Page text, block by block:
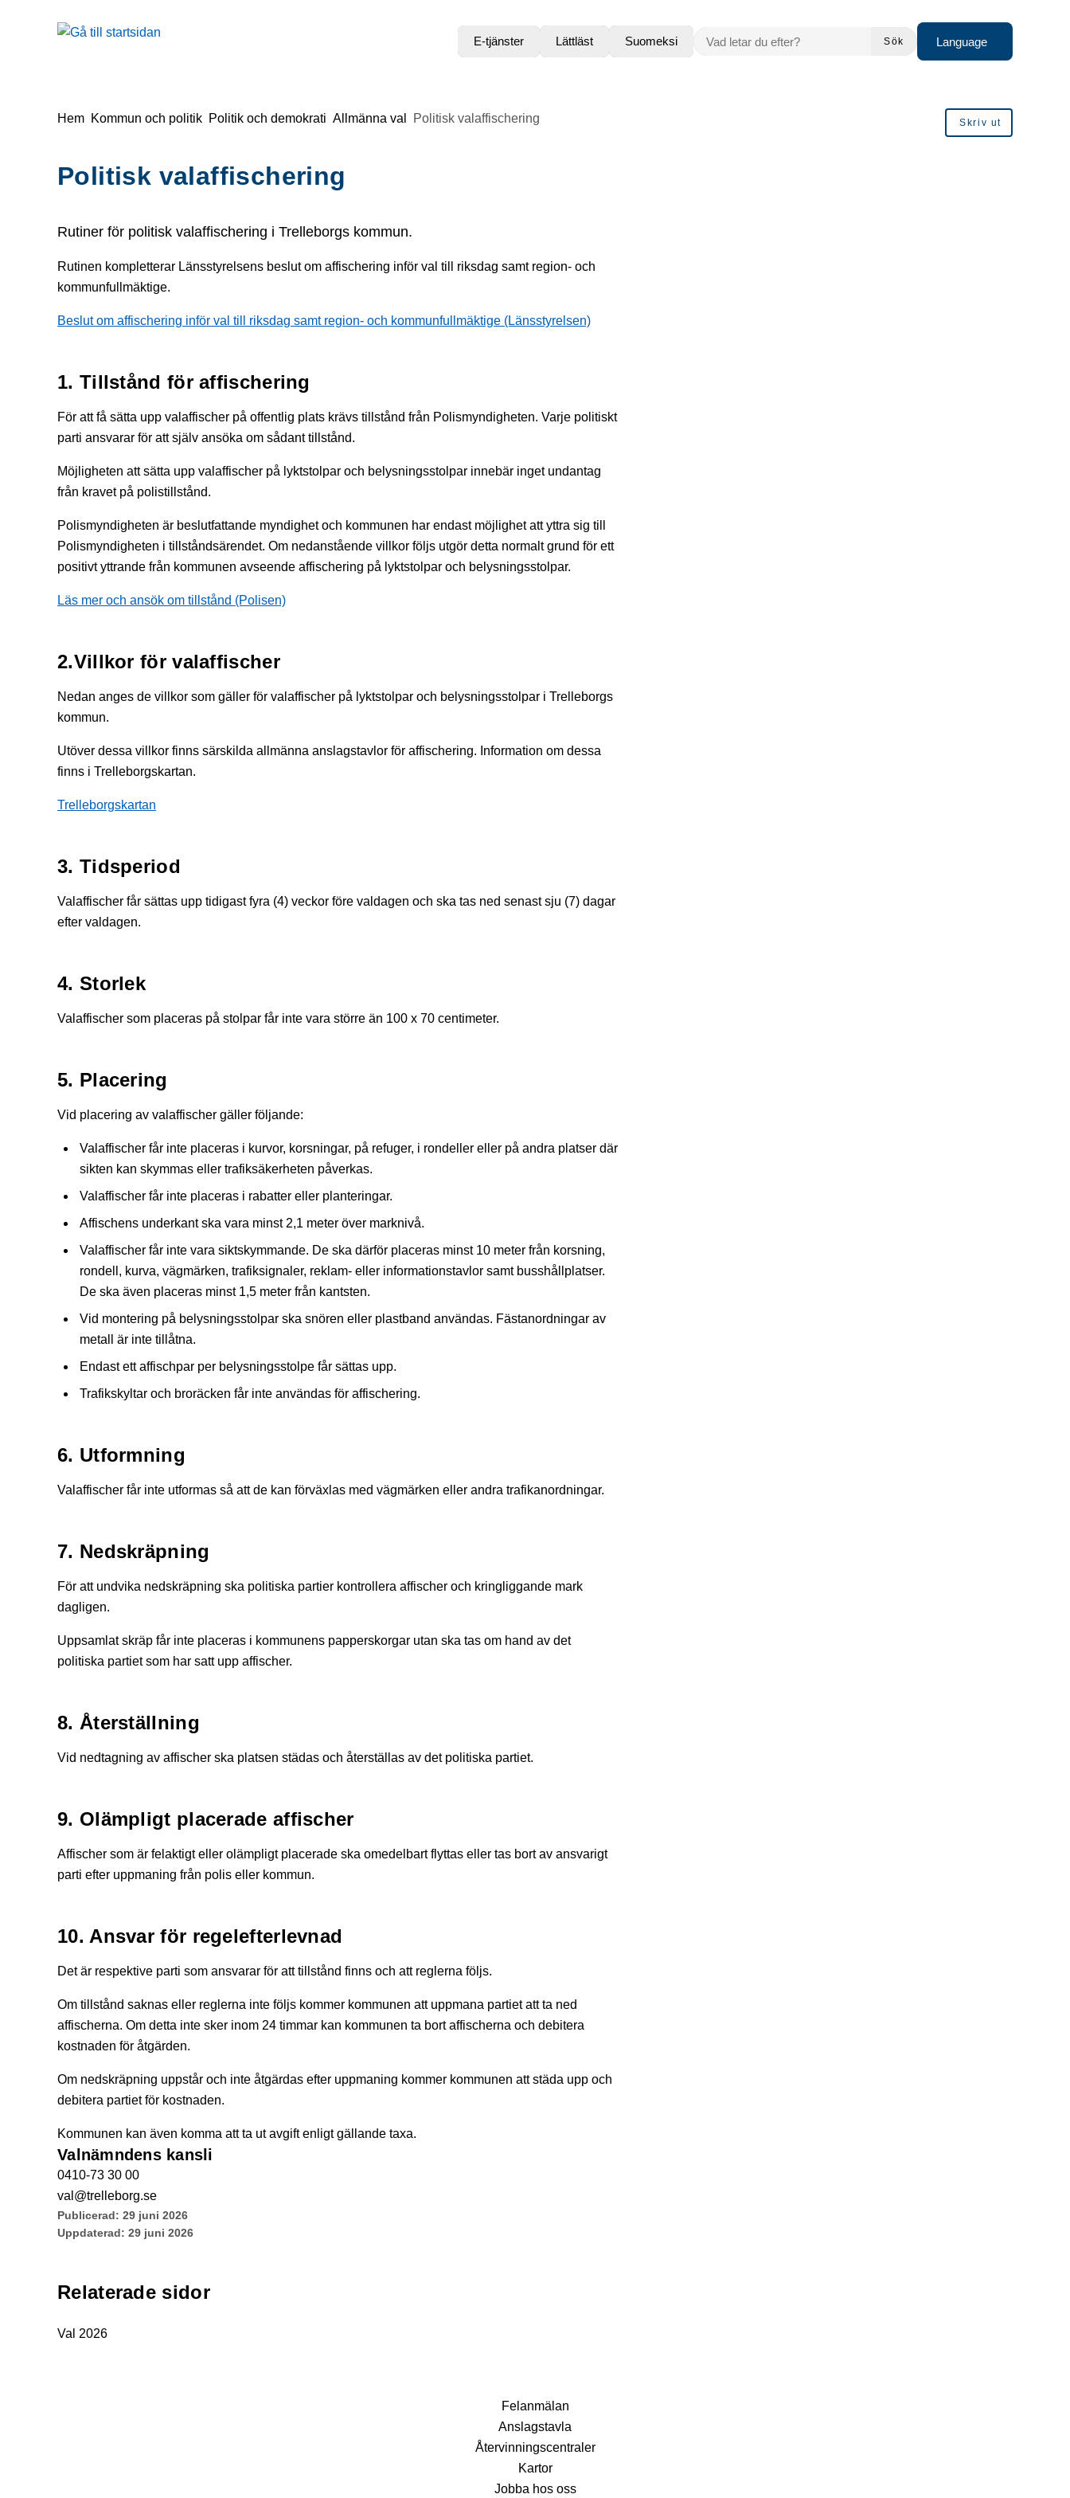
Gå till innehåll
till sidomeny
E-tjänster
Lättläst Suomeksi
VAD LETAR DU EFTER?
Sök
Language
Du är här:
Hem Kommun och politik Politik och demokrati Allmänna val Politisk valaffischering Skriv ut
Politisk valaffischering
Rutiner för politisk valaffischering i Trelleborgs kommun.
Rutinen kompletterar Länsstyrelsens beslut om affischering inför val till riksdag samt region- och
kommunfullmäktige.
Beslut om affischering inför val till riksdag samt region- och kommunfullmäktige (Länsstyrelsen)
1. Tillstånd för affischering
För att få sätta upp valaffischer på offentlig plats krävs tillstånd från Polismyndigheten. Varje politiskt
parti ansvarar för att själv ansöka om sådant tillstånd.
Möjligheten att sätta upp valaffischer på lyktstolpar och belysningsstolpar innebär inget undantag
från kravet på polistillstånd.
Polismyndigheten är beslutfattande myndighet och kommunen har endast möjlighet att yttra sig till
Polismyndigheten i tillståndsärendet. Om nedanstående villkor följs utgör detta normalt grund för ett
positivt yttrande från kommunen avseende affischering på lyktstolpar och belysningsstolpar.
Läs mer och ansök om tillstånd (Polisen)
2.Villkor för valaffischer
Nedan anges de villkor som gäller för valaffischer på lyktstolpar och belysningsstolpar i Trelleborgs
kommun.
Utöver dessa villkor finns särskilda allmänna anslagstavlor för affischering. Information om dessa
finns i Trelleborgskartan.
Trelleborgskartan
3. Tidsperiod
Valaffischer får sättas upp tidigast fyra (4) veckor före valdagen och ska tas ned senast sju (7) dagar
efter valdagen.
4. Storlek
Valaffischer som placeras på stolpar får inte vara större än 100 x 70 centimeter.
5. Placering
Vid placering av valaffischer gäller följande:
Valaffischer får inte placeras i kurvor, korsningar, på refuger, i rondeller eller på andra platser där
sikten kan skymmas eller trafiksäkerheten påverkas.
Valaffischer får inte placeras i rabatter eller planteringar.
Affischens underkant ska vara minst 2,1 meter över marknivå.
Valaffischer får inte vara siktskymmande. De ska därför placeras minst 10 meter från korsning,
rondell, kurva, vägmärken, trafiksignaler, reklam- eller informationstavlor samt busshållplatser.
De ska även placeras minst 1,5 meter från kantsten.
Vid montering på belysningsstolpar ska snören eller plastband användas. Fästanordningar av
metall är inte tillåtna.
Endast ett affischpar per belysningsstolpe får sättas upp.
Trafikskyltar och broräcken får inte användas för affischering.
6. Utformning
Valaffischer får inte utformas så att de kan förväxlas med vägmärken eller andra trafikanordningar.
7. Nedskräpning
För att undvika nedskräpning ska politiska partier kontrollera affischer och kringliggande mark
dagligen.
Uppsamlat skräp får inte placeras i kommunens papperskorgar utan ska tas om hand av det
politiska partiet som har satt upp affischer.
8. Återställning
Vid nedtagning av affischer ska platsen städas och återställas av det politiska partiet.
9. Olämpligt placerade affischer
Affischer som är felaktigt eller olämpligt placerade ska omedelbart flyttas eller tas bort av ansvarigt
parti efter uppmaning från polis eller kommun.
10. Ansvar för regelefterlevnad
Det är respektive parti som ansvarar för att tillstånd finns och att reglerna följs.
Om tillstånd saknas eller reglerna inte följs kommer kommunen att uppmana partiet att ta ned
affischerna. Om detta inte sker inom 24 timmar kan kommunen ta bort affischerna och debitera
kostnaden för åtgärden.
Om nedskräpning uppstår och inte åtgärdas efter uppmaning kommer kommunen att städa upp och
debitera partiet för kostnaden.
Kommunen kan även komma att ta ut avgift enligt gällande taxa.
Valnämndens kansli
0410-73 30 00
val@trelleborg.se
Publicerad: 29 juni 2026
Uppdaterad: 29 juni 2026
Relaterade sidor
Val 2026
Fel­anmälan
Anslags­tavla
Återvinnings­centraler
Kartor
Jobba hos oss